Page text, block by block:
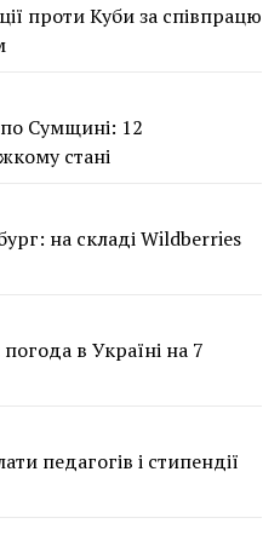
проти Куби за співпрацю
по Сумщині: 12
стані
на складі Wildberries
погода в Україні на 7
педагогів і стипендії